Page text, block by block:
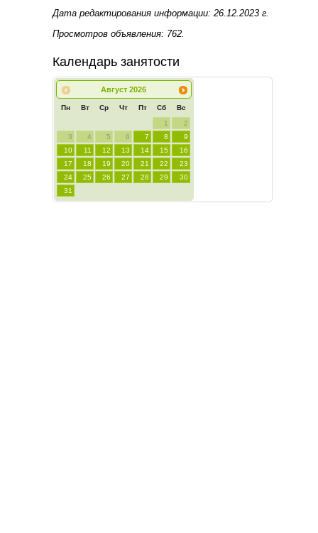
Дата редактирования информации: 26.12.2023 г.
Просмотров объявления: 762.
Календарь занятости
Август 2026
Пн Вт Ср Чт Пт Сб Вс
1
2
3
4 5 6 7 8
9
10
11 12 13 14 15
16
17
18 19 20 21 22
23
24
25 26 27 28 29
30
31